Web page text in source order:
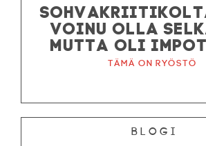
VOINU OLLA
MUTTA OLI
Tämä on ryöstö
Blogi